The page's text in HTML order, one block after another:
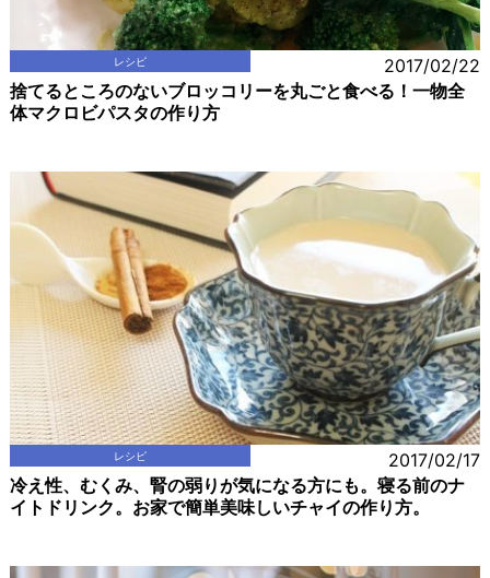
レシピ 2017/02/22
捨てるところのないブロッコリーを丸ごと食べる！一物全
体マクロビパスタの作り方
レシピ 2017/02/17
冷え性、むくみ、腎の弱りが気になる方にも。寝る前のナ
イトドリンク。お家で簡単美味しいチャイの作り方。